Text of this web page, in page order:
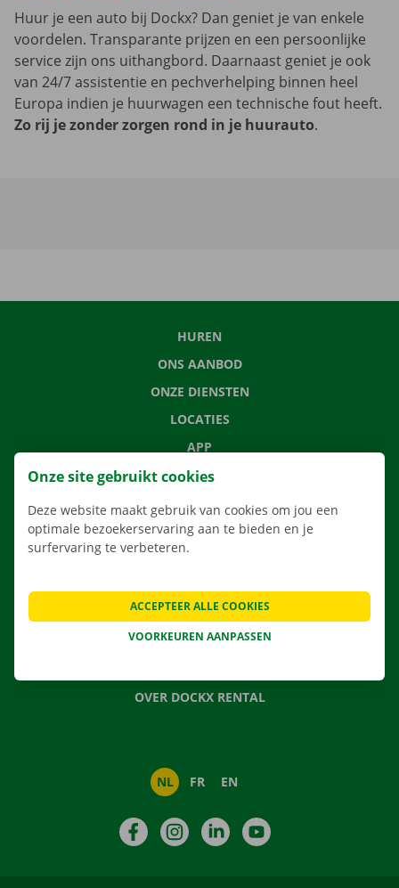
Huur je een auto bij Dockx? Dan geniet je van enkele
voordelen. Transparante prijzen en een persoonlijke
service zijn ons uithangbord. Daarnaast geniet je ook
van 24/7 assistentie en pechverhelping binnen heel
Europa indien je huurwagen een technische fout heeft.
Zo rij je zonder zorgen rond in je huurauto.
HUREN
ONS AANBOD
ONZE DIENSTEN
LOCATIES
APP
VERHUISOPLOSSINGEN
NIEUWS
CADEAUBON
OVER DOCKX RENTAL
NL FR EN
FacebookInstagramLinkedIn
Onze site gebruikt cookies
Deze website maakt gebruik van cookies om jou een
optimale bezoekerservaring aan te bieden en je
surfervaring te verbeteren.
VOORKEUREN AANPASSEN
ACCEPTEER ALLE COOKIES